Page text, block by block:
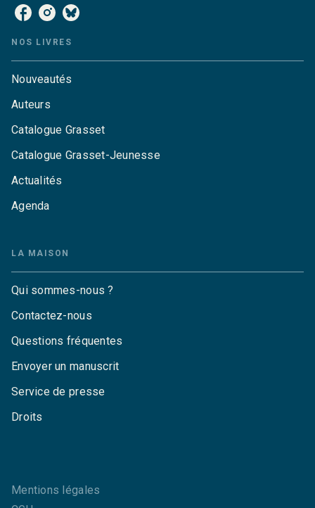
NOS LIVRES
Nouveautés
Auteurs
Catalogue Grasset
Catalogue Grasset-Jeunesse
Actualités
Agenda
LA MAISON
Qui sommes-nous ?
Contactez-nous
Questions fréquentes
Envoyer un manuscrit
Service de presse
Droits
Mentions légales